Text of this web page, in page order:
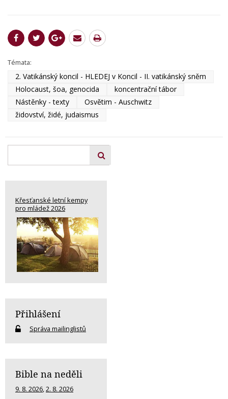
Témata:
2. Vatikánský koncil - HLEDEJ v Koncil - II. vatikánský sněm
Holocaust, šoa, genocida
koncentrační tábor
Nástěnky - texty
Osvětim - Auschwitz
židovství, židé, judaismus
Křesťanské letní kempy
pro mládež 2026
Přihlášení
Správa mailinglistů
Bible na neděli
9. 8. 2026,2. 8. 2026